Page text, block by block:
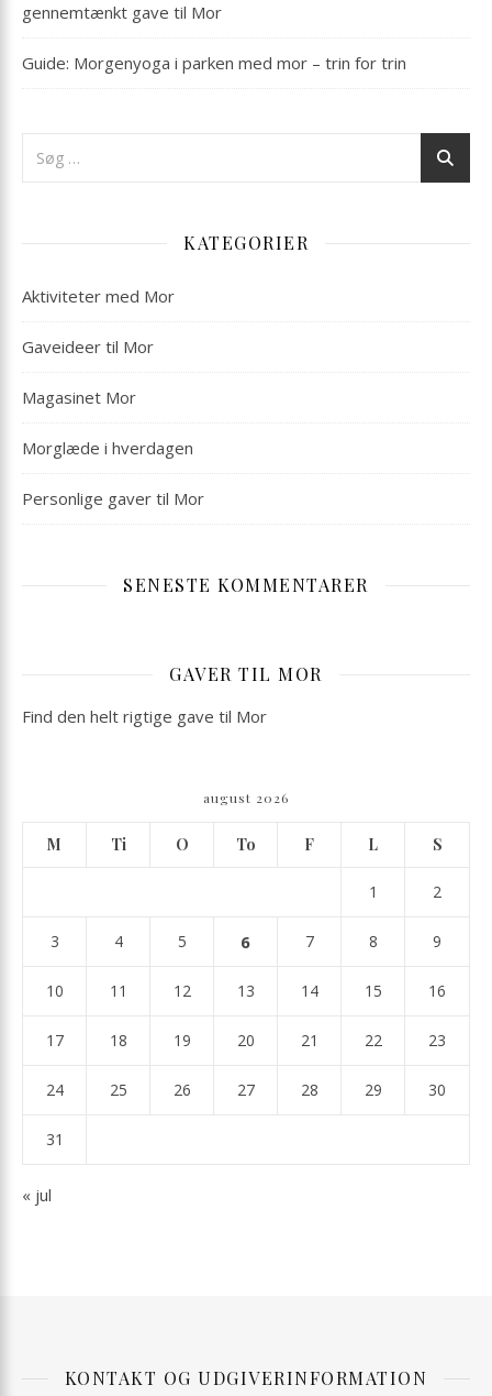
gennemtænkt gave til Mor
Guide: Morgenyoga i parken med mor – trin for trin
KATEGORIER
Aktiviteter med Mor
Gaveideer til Mor
Magasinet Mor
Morglæde i hverdagen
Personlige gaver til Mor
SENESTE KOMMENTARER
GAVER TIL MOR
Find den helt rigtige gave til Mor
august 2026
M Ti O To F L S
1 2
3 4 5 6 7 8 9
10 11 12 13 14 15 16
17 18 19 20 21 22 23
24 25 26 27 28 29 30
31
« jul
KONTAKT OG UDGIVERINFORMATION